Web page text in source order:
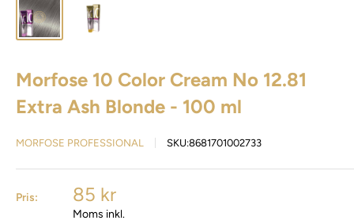
Morfose 10 Color Cream No 12.81
Extra Ash Blonde - 100 ml
MORFOSE PROFESSIONAL SKU:8681701002733
Pris: 85 kr
Moms inkl.